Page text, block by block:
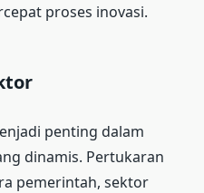
proses inovasi.
penting dalam
dinamis. Pertukaran
pemerintah, sektor